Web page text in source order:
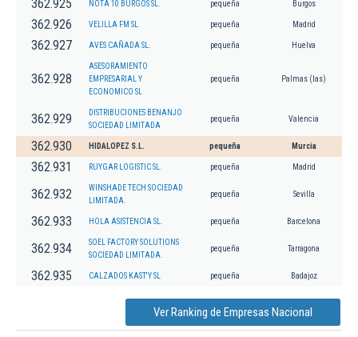
362.925 NOTA 10 BURGOS SL. pequeña Burgos
362.926 VELILLA FM SL pequeña Madrid
362.927 AVES CAÑADA SL. pequeña Huelva
362.928
ASESORAMIENTO
EMPRESARIAL Y
ECONOMICO SL
pequeña Palmas (las)
362.929
DISTRIBUCIONES BENANJO
SOCIEDAD LIMITADA
pequeña Valencia
362.930 HIDALOPEZ S.L. pequeña Murcia
362.931 RUYGAR LOGISTIC SL. pequeña Madrid
362.932
WINSHADE TECH SOCIEDAD
LIMITADA.
pequeña Sevilla
362.933 HOLA ASISTENCIA SL. pequeña Barcelona
362.934
SOEL FACTORY SOLUTIONS
SOCIEDAD LIMITADA.
pequeña Tarragona
362.935 CALZADOS KAST'Y SL pequeña Badajoz
Ver Ranking de Empresas Nacional